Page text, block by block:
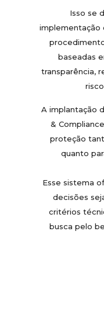
Isso se
implementação
baseadas
transparência,
A implantação
&
proteção
quanto
Esse sistema
decisões
critérios
busca pelo